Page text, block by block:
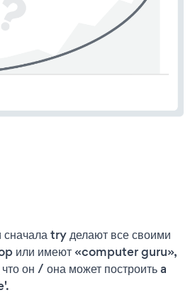
try делают все своими
или имеют «computer guru»,
он / она может построить a